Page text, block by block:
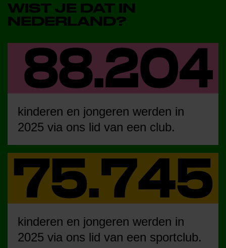
WIST JE DAT IN
NEDERLAND?
kinderen en jongeren werden in
2025 via ons lid van een club.
kinderen en jongeren werden in
2025 via ons lid van een sportclub.